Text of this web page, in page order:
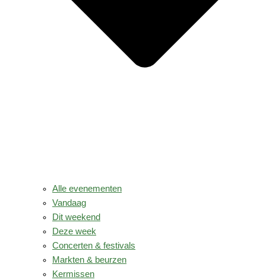
Alle evenementen
Vandaag
Dit weekend
Deze week
Concerten & festivals
Markten & beurzen
Kermissen